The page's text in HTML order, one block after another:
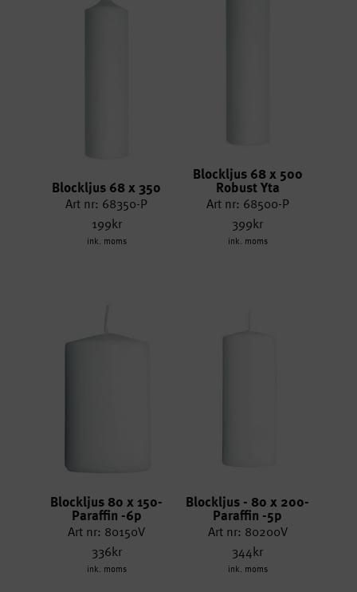
Blockljus 68 x 350
Art nr: 68350-P
199kr
ink. moms
Blockljus 68 x 500
Robust Yta
Art nr: 68500-P
399kr
ink. moms
Blockljus 80 x 150-
Paraffin -6p
Art nr: 80150V
336kr
ink. moms
Blockljus - 80 x 200-
Paraffin -5p
Art nr: 80200V
344kr
ink. moms